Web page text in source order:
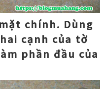
chính. Dùng
cạnh của tờ
phần đầu của